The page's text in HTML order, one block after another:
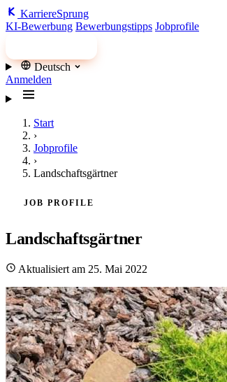
KarriereSprung
KI-Bewerbung Bewerbungstipps Jobprofile
Deutsch
Anmelden
Start
›
Jobprofile
›
Landschaftsgärtner
JOB PROFILE
Landschaftsgärtner
Aktualisiert am 25. Mai 2022